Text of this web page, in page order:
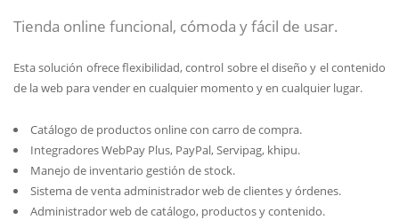
Tienda online funcional, cómoda y fácil de usar.
Esta solución ofrece flexibilidad, control sobre el diseño y el contenido
de la web para vender en cualquier momento y en cualquier lugar.
Catálogo de productos online con carro de compra.
Integradores WebPay Plus, PayPal, Servipag, khipu.
Manejo de inventario gestión de stock.
Sistema de venta administrador web de clientes y órdenes.
Administrador web de catálogo, productos y contenido.